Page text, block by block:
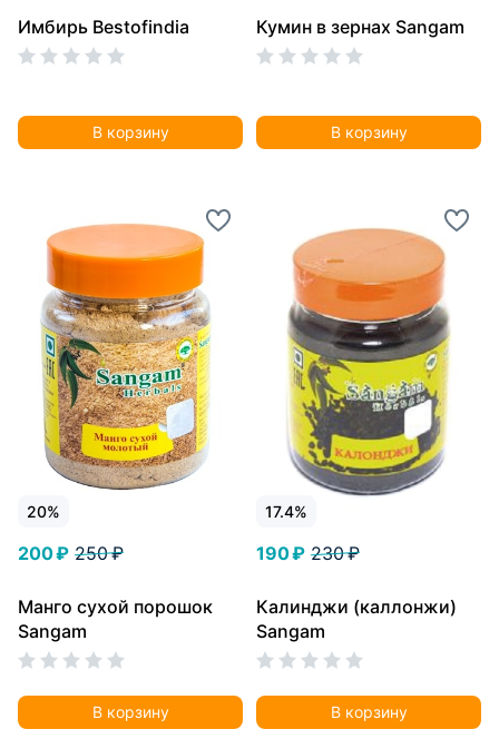
Имбирь Bestofindia
В корзину
Кумин в зернах Sangam
В корзину
20%
200 ₽ 250 ₽
Манго сухой порошок
Sangam
В корзину
17.4%
190 ₽ 230 ₽
Калинджи (каллонжи)
Sangam
В корзину